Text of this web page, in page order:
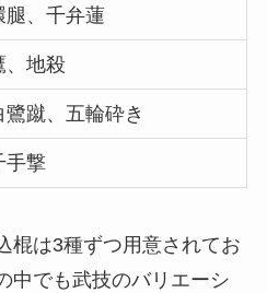
腿、千弁蓮
、地殺
蹴、五輪砕き
手撃
棍は3種ずつ用意されてお
中でも武技のバリエーシ